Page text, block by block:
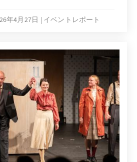
Rahmen des
Veranstaltung im
Eichsfeld brachte junge
um historische
gesellschaftlichen
zu verknüpfen.
年4月27日 イベントレポート